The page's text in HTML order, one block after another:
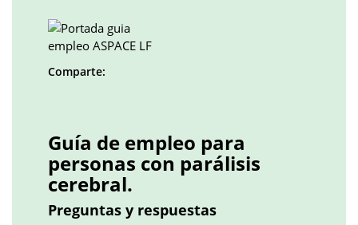
Comparte:
Guía de empleo para
personas con parálisis
cerebral.
Preguntas y respuestas